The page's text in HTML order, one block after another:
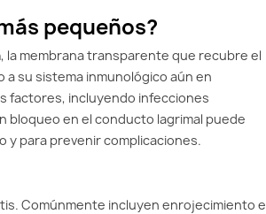
pequeños?
, la membrana transparente que recubre el
su sistema inmunológico aún en
factores, incluyendo infecciones
bloqueo en el conducto lagrimal puede
para prevenir complicaciones.
Comúnmente incluyen enrojecimiento e